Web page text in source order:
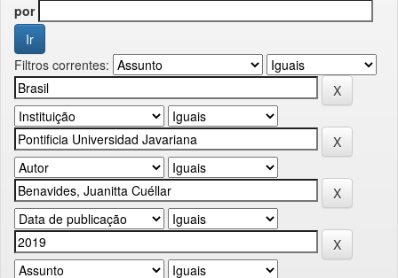
por
Filtros correntes: